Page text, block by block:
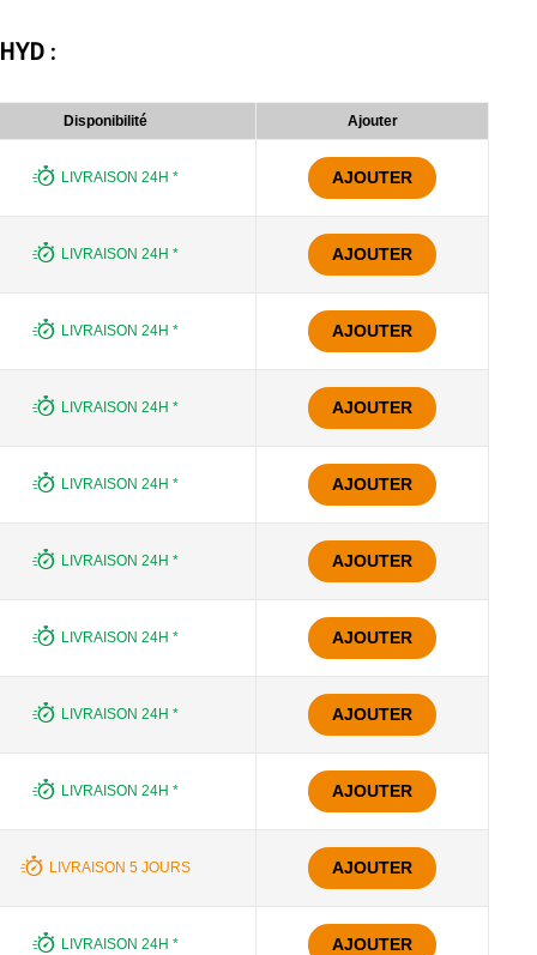
:
Disponibilité Ajouter
LIVRAISON 24H * AJOUTER
LIVRAISON 24H * AJOUTER
LIVRAISON 24H * AJOUTER
LIVRAISON 24H * AJOUTER
LIVRAISON 24H * AJOUTER
LIVRAISON 24H * AJOUTER
LIVRAISON 24H * AJOUTER
LIVRAISON 24H * AJOUTER
LIVRAISON 24H * AJOUTER
LIVRAISON 5 JOURS AJOUTER
LIVRAISON 24H * AJOUTER